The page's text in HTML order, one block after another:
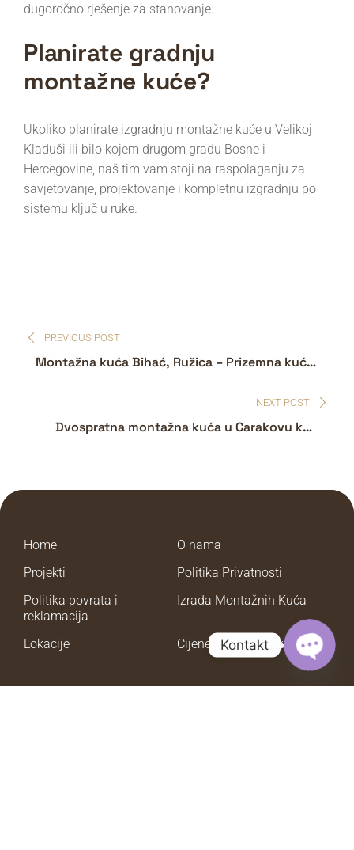
dugoročno rješenje za stanovanje.
Planirate gradnju
montažne kuće?
Ukoliko planirate izgradnju montažne kuće u Velikoj
Kladuši ili bilo kojem drugom gradu Bosne i
Hercegovine, naš tim vam stoji na raspolaganju za
savjetovanje, projektovanje i kompletnu izgradnju po
sistemu ključ u ruke.
PREVIOUS POST
Montažna kuća Bihać, Ružica – Prizemna kuća
NEXT POST
Dvospratna montažna kuća u Carakovu kod
Home
O nama
Projekti
Politika Privatnosti
Politika povrata i
reklamacija
Izrada Montažnih Kuća
Lokacije Cijene montaznih kuca
Kontakt
Open